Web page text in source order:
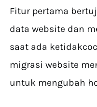
Fitur pertama
data website dan
saat ada
migrasi website
untuk mengubah